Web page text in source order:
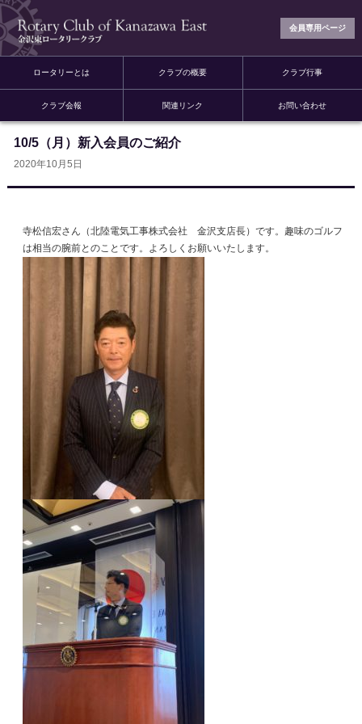
会員専用ページ
ロータリーとは クラブの概要 クラブ行事
クラブ会報 関連リンク お問い合わせ
10/5（月）新入会員のご紹介
2020年10月5日
寺松信宏さん（北陸電気工事株式会社 金沢支店長）です。趣味のゴルフ
は相当の腕前とのことです。よろしくお願いいたします。